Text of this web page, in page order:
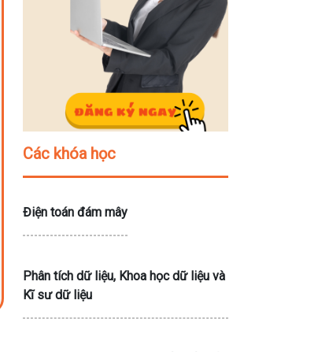
Các khóa học
Điện toán đám mây
Phân tích dữ liệu, Khoa học dữ liệu và
Kĩ sư dữ liệu